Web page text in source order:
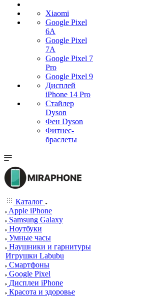
Xiaomi
Google Pixel
6A
Google Pixel
7А
Google Pixel 7
Pro
Google Pixel 9
Дисплей
iPhone 14 Pro
Стайлер
Dyson
Фен Dyson
Фитнес-
браслеты
Каталог
Apple iPhone
Samsung Galaxy
Ноутбуки
Умные часы
Наушники и гарнитуры
Игрушки Labubu
Смартфоны
Google Pixel
Дисплеи iPhone
Красота и здоровье